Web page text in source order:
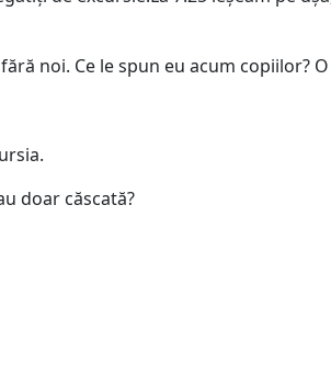
noi. Ce le spun eu acum copiilor?
doar căscată?